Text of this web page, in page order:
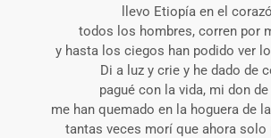
llevo Etiopía en el
todos los hombres, corren por
y hasta los ciegos han podido ver
Di a luz y crie y he dado de
pagué con la vida, mi don
me han quemado en la hoguera de
tantas veces morí que ahora solo